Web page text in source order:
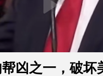
凶之一，破坏